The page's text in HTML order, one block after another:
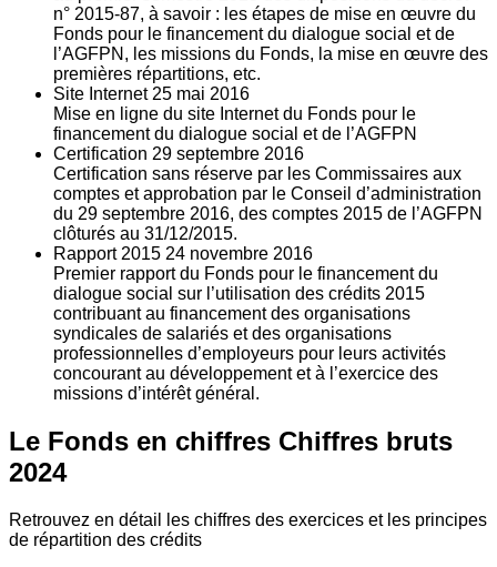
n° 2015-87, à savoir : les étapes de mise en œuvre du
Fonds pour le financement du dialogue social et de
l’AGFPN, les missions du Fonds, la mise en œuvre des
premières répartitions, etc.
Site Internet 25 mai 2016
Mise en ligne du site Internet du Fonds pour le
financement du dialogue social et de l’AGFPN
Certification 29 septembre 2016
Certification sans réserve par les Commissaires aux
comptes et approbation par le Conseil d’administration
du 29 septembre 2016, des comptes 2015 de l’AGFPN
clôturés au 31/12/2015.
Rapport 2015 24 novembre 2016
Premier rapport du Fonds pour le financement du
dialogue social sur l’utilisation des crédits 2015
contribuant au financement des organisations
syndicales de salariés et des organisations
professionnelles d’employeurs pour leurs activités
concourant au développement et à l’exercice des
missions d’intérêt général.
Le Fonds en chiffres Chiffres bruts
2024
Retrouvez en détail les chiffres des exercices et les principes
de répartition des crédits